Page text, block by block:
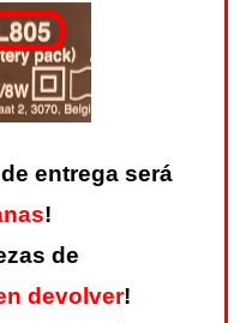
entrega será
!
de
devolver!